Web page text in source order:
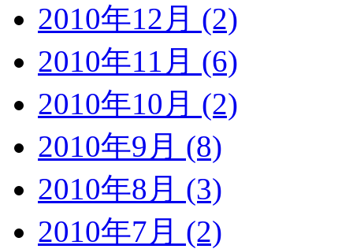
2010年12月 (2)
2010年11月 (6)
2010年10月 (2)
2010年9月 (8)
2010年8月 (3)
2010年7月 (2)